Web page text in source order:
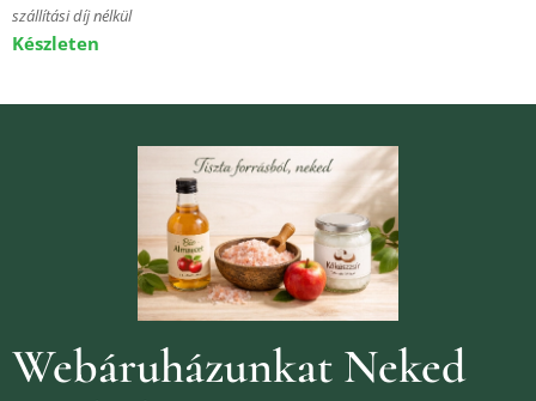
szállítási díj nélkül
Készleten
Webáruházunkat Neked